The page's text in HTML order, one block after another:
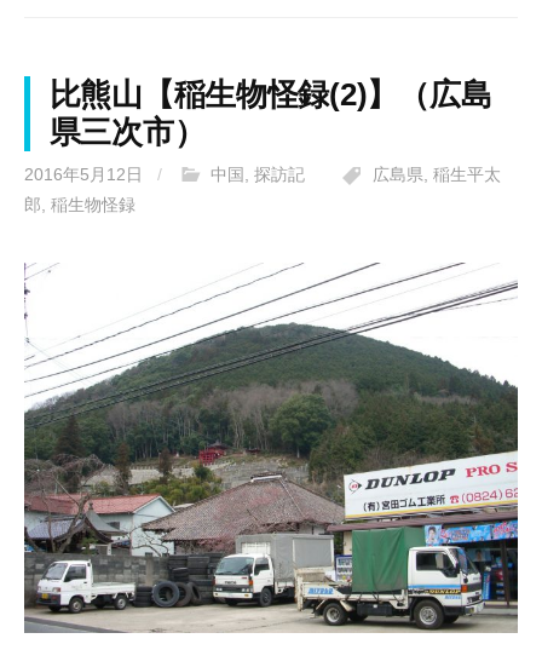
比熊山【稲生物怪録(2)】（広島
県三次市）
2016年5月12日 / 中国, 探訪記 広島県, 稲生平太
郎 稲生物怪録